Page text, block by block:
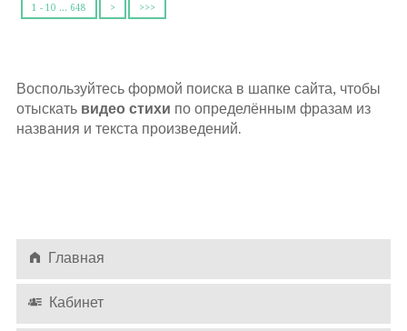
1 - 10 ... 648 > >>>
Воспользуйтесь формой поиска в шапке сайта, чтобы
отыскать видео стихи по определённым фразам из
названия и текста произведений.
Главная
Кабинет